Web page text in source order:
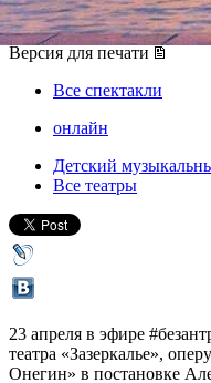
23 апреля 2020, четверг,
Версия для печати
Все спектакли
онлайн
Детский
Все театры
23 апреля в эфире
театра «Зазеркалье»,
Онегин» в постановке